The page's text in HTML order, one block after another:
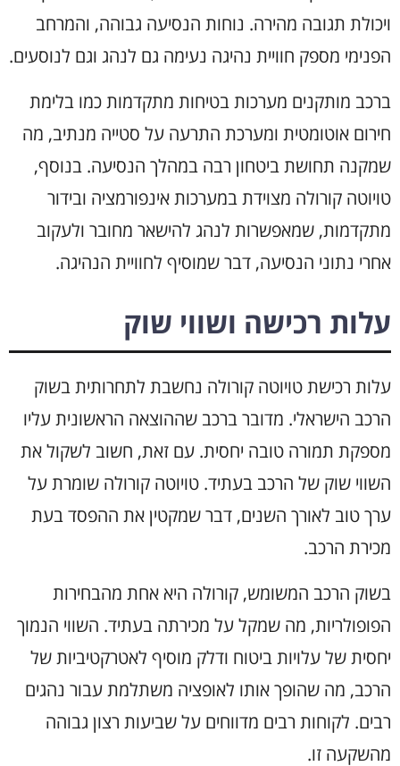
ויכולת תגובה מהירה. נוחות הנסיעה גבוהה, והמרחב
הפנימי מספק חוויית נהיגה נעימה גם לנהג וגם לנוסעים.
ברכב מותקנים מערכות בטיחות מתקדמות כמו בלימת
חירום אוטומטית ומערכת התרעה על סטייה מנתיב, מה
שמקנה תחושת ביטחון רבה במהלך הנסיעה. בנוסף,
טויוטה קורולה מצוידת במערכות אינפורמציה ובידור
מתקדמות, שמאפשרות לנהג להישאר מחובר ולעקוב
אחרי נתוני הנסיעה, דבר שמוסיף לחוויית הנהיגה.
עלות רכישה ושווי שוק
עלות רכישת טויוטה קורולה נחשבת לתחרותית בשוק
הרכב הישראלי. מדובר ברכב שההוצאה הראשונית עליו
מספקת תמורה טובה יחסית. עם זאת, חשוב לשקול את
השווי שוק של הרכב בעתיד. טויוטה קורולה שומרת על
ערך טוב לאורך השנים, דבר שמקטין את ההפסד בעת
מכירת הרכב.
בשוק הרכב המשומש, קורולה היא אחת מהבחירות
הפופולריות, מה שמקל על מכירתה בעתיד. השווי הנמוך
יחסית של עלויות ביטוח ודלק מוסיף לאטרקטיביות של
הרכב, מה שהופך אותו לאופציה משתלמת עבור נהגים
רבים. לקוחות רבים מדווחים על שביעות רצון גבוהה
מהשקעה זו.